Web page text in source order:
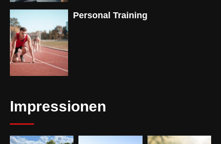
Personal Training
Impressionen